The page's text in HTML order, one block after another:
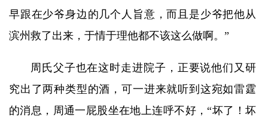
早跟在少爷身边的几个人旨意，而且是少爷把他从
滨州救了出来，于情于理他都不该这么做啊。”
周氏父子也在这时走进院子，正要说他们又研
究出了两种类型的酒，可一进来就听到这宛如雷霆
的消息，周通一屁股坐在地上连呼不好，“坏了！坏